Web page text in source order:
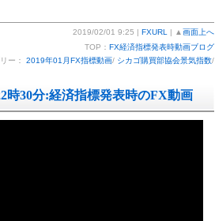
2019/02/01 9:25 | FXURL | ▲ 画面上へ
TOP： FX経済指標発表時動画ブログ
ー： 2019年01月FX指標動画/ シカゴ購買部協会景気指数/
時30分:経済指標発表時のFX動画